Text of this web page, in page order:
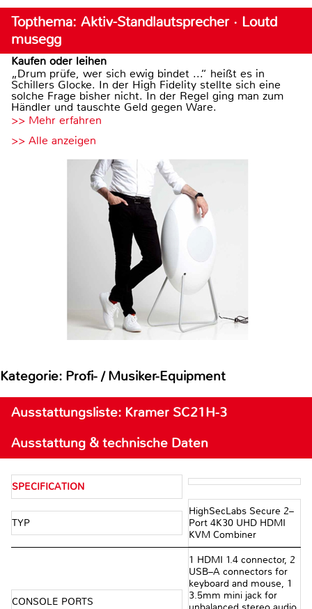
Topthema: Aktiv-Standlautsprecher · Loutd
musegg
Kaufen oder leihen
„Drum prüfe, wer sich ewig bindet ...“ heißt es in
Schillers Glocke. In der High Fidelity stellte sich eine
solche Frage bisher nicht. In der Regel ging man zum
Händler und tauschte Geld gegen Ware.
>> Mehr erfahren
>> Alle anzeigen
Kategorie: Profi- / Musiker-Equipment
Ausstattungsliste: Kramer SC21H-3
Ausstattung & technische Daten
SPECIFICATION
TYP
HighSecLabs Secure 2–
Port 4K30 UHD HDMI
KVM Combiner
CONSOLE PORTS
1 HDMI 1.4 connector, 2
USB–A connectors for
keyboard and mouse, 1
3.5mm mini jack for